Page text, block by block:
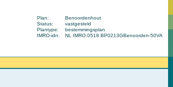
Plan:
Benoordenhout
Status:
vastgesteld
Plantype:
bestemmingsplan
IMRO-idn:
NL.IMRO.0518.BP0213GBenoorden-50VA